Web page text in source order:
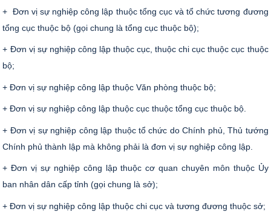
+ Đơn vị sự nghiệp công lập thuộc tổng cục và tổ chức tương đương
tổng cục thuộc bộ (gọi chung là tổng cục thuộc bộ);
+ Đơn vị sự nghiệp công lập thuộc cục, thuộc chi cục thuộc cục thuộc
bộ;
+ Đơn vị sự nghiệp công lập thuộc Văn phòng thuộc bộ;
+ Đơn vị sự nghiệp công lập thuộc cục thuộc tổng cục thuộc bộ.
+ Đơn vị sự nghiệp công lập thuộc tổ chức do Chính phủ, Thủ tướng
Chính phủ thành lập mà không phải là đơn vị sự nghiệp công lập.
+ Đơn vị sự nghiệp công lập thuộc cơ quan chuyên môn thuộc Ủy
ban nhân dân cấp tỉnh (gọi chung là sở);
+ Đơn vị sự nghiệp công lập thuộc chi cục và tương đương thuộc sở;